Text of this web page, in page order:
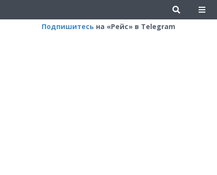
Подпишитесь на «Рейс» в Telegram